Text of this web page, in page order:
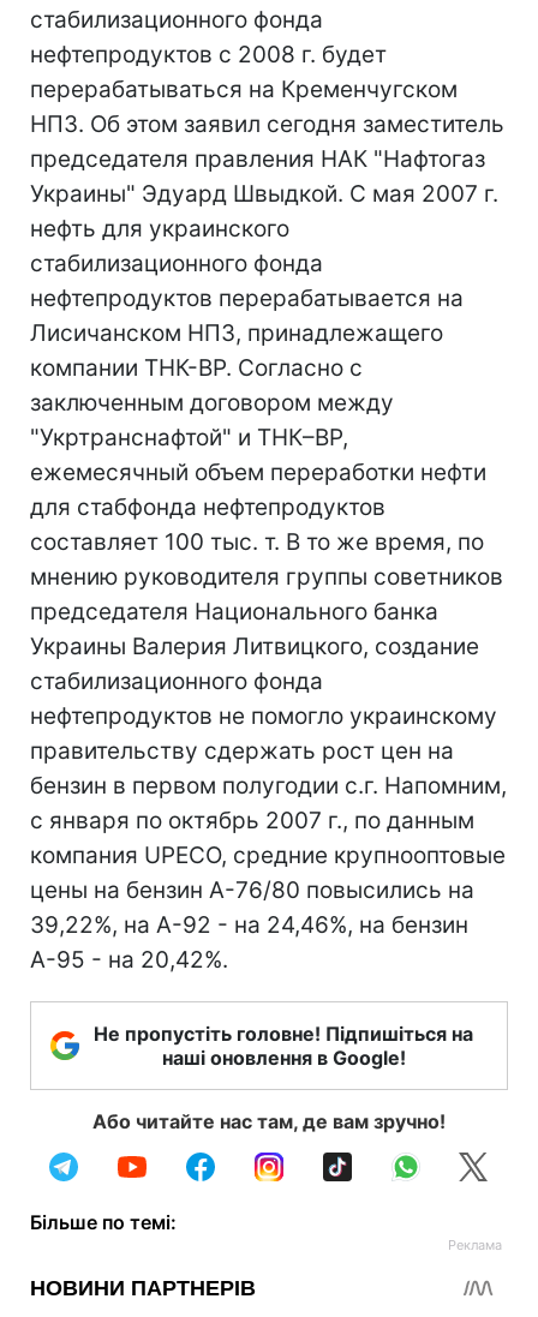
стабилизационного фонда
нефтепродуктов с 2008 г. будет
перерабатываться на Кременчугском
НПЗ. Об этом заявил сегодня заместитель
председателя правления НАК "Нафтогаз
Украины" Эдуард Швыдкой. С мая 2007 г.
нефть для украинского
стабилизационного фонда
нефтепродуктов перерабатывается на
Лисичанском НПЗ, принадлежащего
компании ТНК-ВР. Согласно с
заключенным договором между
"Укртранснафтой" и ТНК–ВР,
ежемесячный объем переработки нефти
для стабфонда нефтепродуктов
составляет 100 тыс. т. В то же время, по
мнению руководителя группы советников
председателя Национального банка
Украины Валерия Литвицкого, создание
стабилизационного фонда
нефтепродуктов не помогло украинскому
правительству сдержать рост цен на
бензин в первом полугодии с.г. Напомним,
с января по октябрь 2007 г., по данным
компания UPECO, средние крупнооптовые
цены на бензин А-76/80 повысились на
39,22%, на А-92 - на 24,46%, на бензин
А-95 - на 20,42%.
Не пропустіть головне! Підпишіться на
наші оновлення в Google!
Або читайте нас там, де вам зручно!
Більше по темі: